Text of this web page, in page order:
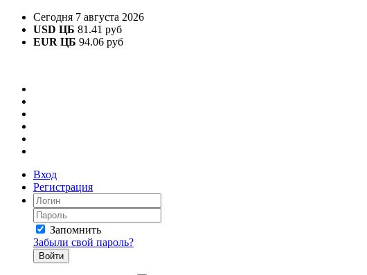
Сегодня 7 августа 2026
USD ЦБ 81.41 руб
EUR ЦБ 94.06 руб
Вход
Регистрация
Запомнить
Забыли свой пароль?